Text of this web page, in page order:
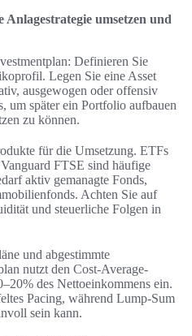
Anlagestrategie umsetzen und
Definieren Sie
Legen Sie eine Asset
ausgewogen oder offensiv
um später ein Portfolio aufbauen
zu können.
für die Umsetzung. ETFs
FTSE sind häufige
aktiv gemanagte Fonds,
Achten Sie auf
und steuerliche Folgen in
und abgestimmte
nutzt den Cost-Average-
des Nettoeinkommens ein.
Pacing, während Lump-Sum
sein kann.